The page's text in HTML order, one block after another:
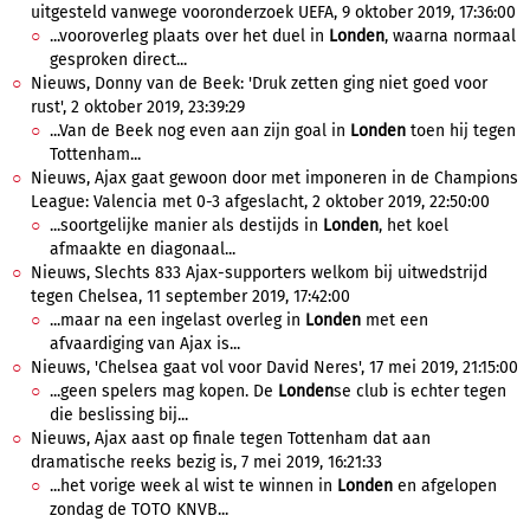
uitgesteld vanwege vooronderzoek UEFA, 9 oktober 2019, 17:36:00
...vooroverleg plaats over het duel in Londen, waarna normaal
gesproken direct...
Nieuws, Donny van de Beek: 'Druk zetten ging niet goed voor
rust', 2 oktober 2019, 23:39:29
...Van de Beek nog even aan zijn goal in Londen toen hij tegen
Tottenham...
Nieuws, Ajax gaat gewoon door met imponeren in de Champions
League: Valencia met 0-3 afgeslacht, 2 oktober 2019, 22:50:00
...soortgelijke manier als destijds in Londen, het koel
afmaakte en diagonaal...
Nieuws, Slechts 833 Ajax-supporters welkom bij uitwedstrijd
tegen Chelsea, 11 september 2019, 17:42:00
...maar na een ingelast overleg in Londen met een
afvaardiging van Ajax is...
Nieuws, 'Chelsea gaat vol voor David Neres', 17 mei 2019, 21:15:00
...geen spelers mag kopen. De Londense club is echter tegen
die beslissing bij...
Nieuws, Ajax aast op finale tegen Tottenham dat aan
dramatische reeks bezig is, 7 mei 2019, 16:21:33
...het vorige week al wist te winnen in Londen en afgelopen
zondag de TOTO KNVB...